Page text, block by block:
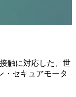
触に対応した、世
・セキュアモータ